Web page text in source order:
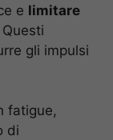
e limitare
Questi
gli impulsi
fatigue,
di